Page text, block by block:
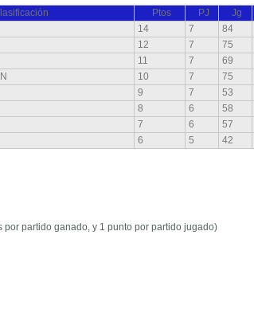
Ptos PJ Jg
14 7 84
12 7 75
11 7 69
10 7 75
9 7 53
8 6 58
7 6 57
6 5 42
por partido ganado, y 1 punto por partido jugado)